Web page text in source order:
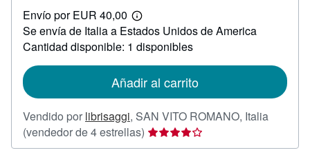
67,00
Envío por EUR 40,00
Más
información
sobre
las
envío
Se envía de Italia a Estados Unidos de America
Cantidad disponible: 1 disponibles
Añadir al carrito
Vendido por librisaggi, SAN VITO ROMANO, Italia
(vendedor de 4 estrellas) Calificación
del